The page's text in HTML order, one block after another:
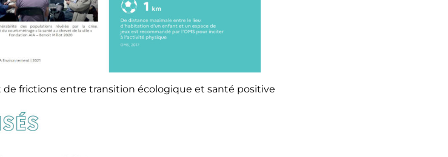
de frictions entre transition écologique et santé positive